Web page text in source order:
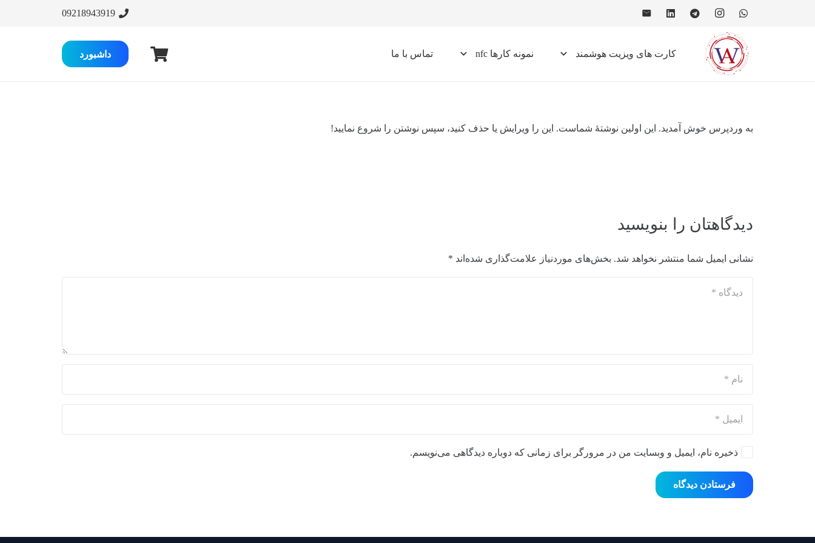
09218943919
کارت های ویزیت هوشمند نمونه کارها nfc تماس با ما داشبورد
به وردپرس خوش آمدید. این اولین نوشتهٔ شماست. این را ویرایش یا حذف کنید، سپس نوشتن را شروع نمایید!
دیدگاهتان را بنویسید
نشانی ایمیل شما منتشر نخواهد شد. بخش‌های موردنیاز علامت‌گذاری شده‌اند *
ذخیره نام، ایمیل و وبسایت من در مرورگر برای زمانی که دوباره دیدگاهی می‌نویسم.
فرستادن دیدگاه